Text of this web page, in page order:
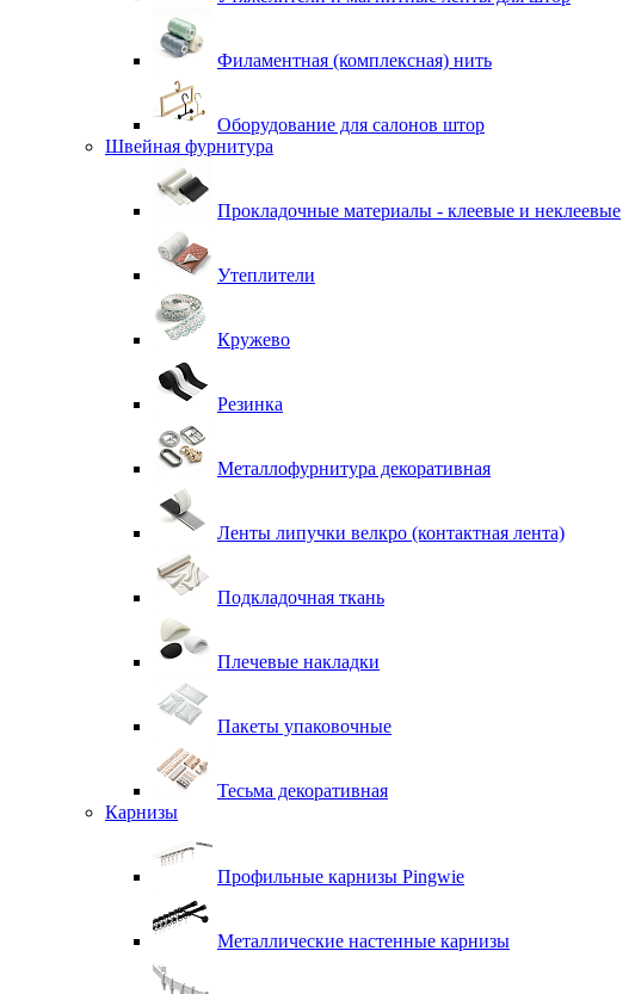
Филаментная (комплексная) нить
Оборудование для салонов штор
Швейная фурнитура
Прокладочные материалы - клеевые и неклеевые
Утеплители
Кружево
Резинка
Металлофурнитура декоративная
Ленты липучки велкро (контактная лента)
Подкладочная ткань
Плечевые накладки
Пакеты упаковочные
Тесьма декоративная
Карнизы
Профильные карнизы Pingwie
Металлические настенные карнизы